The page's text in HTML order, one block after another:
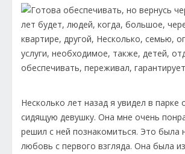
Несколько лет назад я увидел в парке
сидящую девушку. Она мне очень
решил с ней познакомиться. Это была
любовь с первого взгляда. Она была